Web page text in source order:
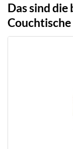
Das sind